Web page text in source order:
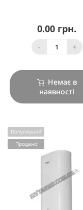
0.00 грн.
- +
Немає в
наявності
Популярний
Продано